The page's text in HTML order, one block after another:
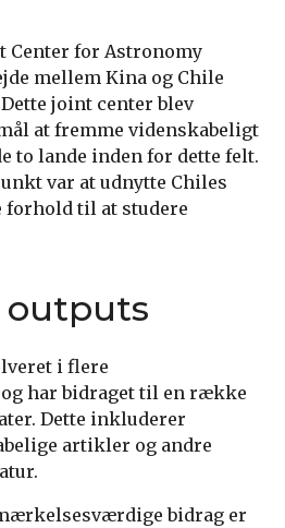
Center for Astronomy
mellem Kina og Chile
joint center blev
at fremme videnskabeligt
to lande inden for dette felt.
var at udnytte Chiles
til at studere
i flere
har bidraget til en række
Dette inkluderer
artikler og andre
bidrag er